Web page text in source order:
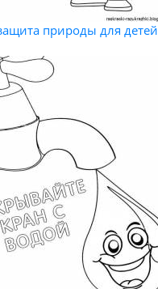
природы для детей